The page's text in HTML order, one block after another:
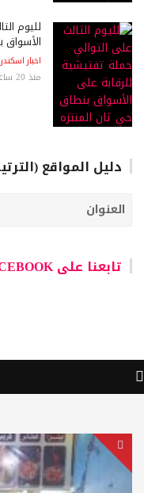
لليوم
الأسواق
اخبار
منذ 20 ساعة
دليل المواقع
العنوان
تابعنا على FACEBOOK